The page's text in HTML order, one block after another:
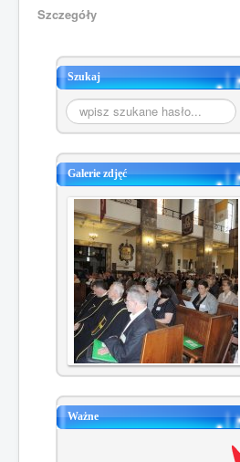
Szczegóły
Szukaj
Szukaj...
Galerie zdjęć
Ważne